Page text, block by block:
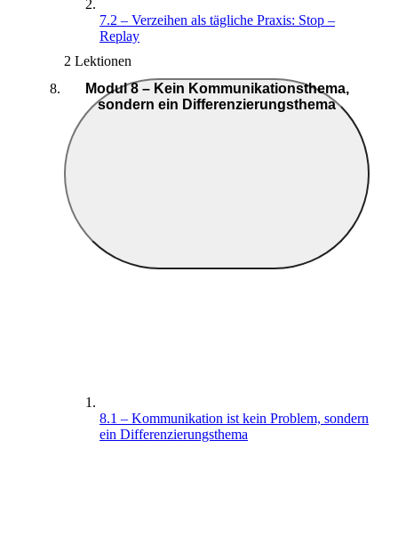
7.2 – Verzeihen als tägliche Praxis: Stop –
Replay
2 Lektionen
Modul 8 – Kein Kommunikationsthema,
sondern ein Differenzierungsthema
8.1 – Kommunikation ist kein Problem, sondern
ein Differenzierungsthema